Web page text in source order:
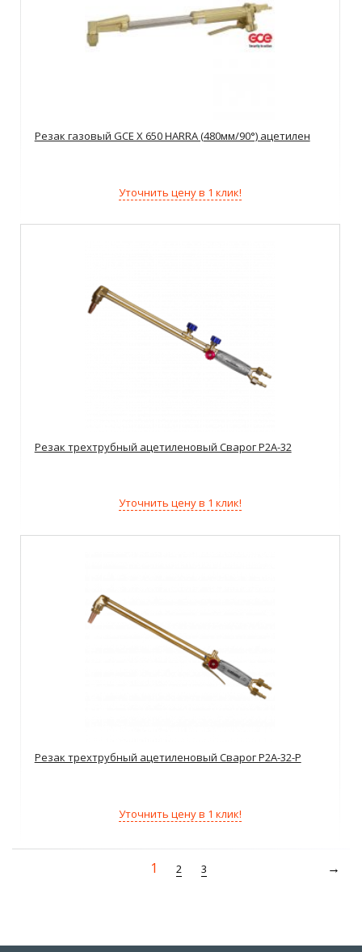
Резак газовый GCE X 650 HARRA (480мм/90°) ацетилен
Уточнить цену в 1 клик!
Резак трехтрубный ацетиленовый Сварог Р2А-32
Уточнить цену в 1 клик!
Резак трехтрубный ацетиленовый Сварог Р2А-32-Р
Уточнить цену в 1 клик!
1 2 3